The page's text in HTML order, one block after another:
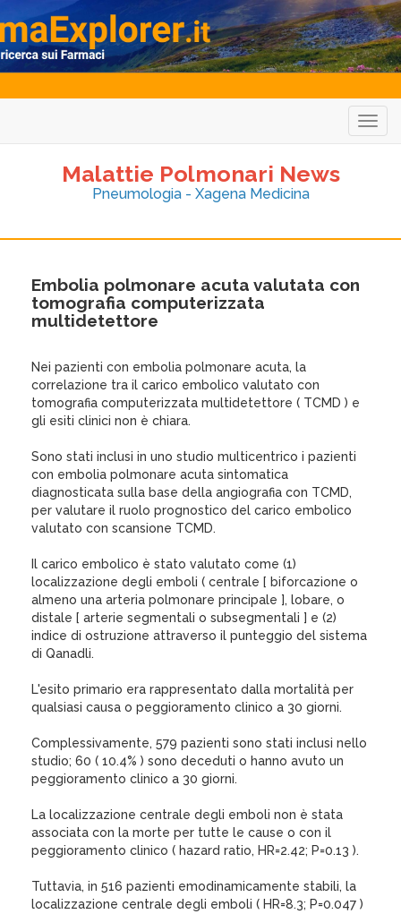
Malattie Polmonari News
Pneumologia - Xagena Medicina
Embolia polmonare acuta valutata con
tomografia computerizzata
multidetettore
Nei pazienti con embolia polmonare acuta, la
correlazione tra il carico embolico valutato con
tomografia computerizzata multidetettore ( TCMD ) e
gli esiti clinici non è chiara.
Sono stati inclusi in uno studio multicentrico i pazienti
con embolia polmonare acuta sintomatica
diagnosticata sulla base della angiografia con TCMD,
per valutare il ruolo prognostico del carico embolico
valutato con scansione TCMD.
Il carico embolico è stato valutato come (1)
localizzazione degli emboli ( centrale [ biforcazione o
almeno una arteria polmonare principale ], lobare, o
distale [ arterie segmentali o subsegmentali ] e (2)
indice di ostruzione attraverso il punteggio del sistema
di Qanadli.
L'esito primario era rappresentato dalla mortalità per
qualsiasi causa o peggioramento clinico a 30 giorni.
Complessivamente, 579 pazienti sono stati inclusi nello
studio; 60 ( 10.4% ) sono deceduti o hanno avuto un
peggioramento clinico a 30 giorni.
La localizzazione centrale degli emboli non è stata
associata con la morte per tutte le cause o con il
peggioramento clinico ( hazard ratio, HR=2.42; P=0.13 ).
Tuttavia, in 516 pazienti emodinamicamente stabili, la
localizzazione centrale degli emboli ( HR=8.3; P=0.047 )